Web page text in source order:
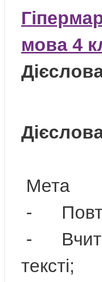
мова 4
Мета
-
-
тексті;